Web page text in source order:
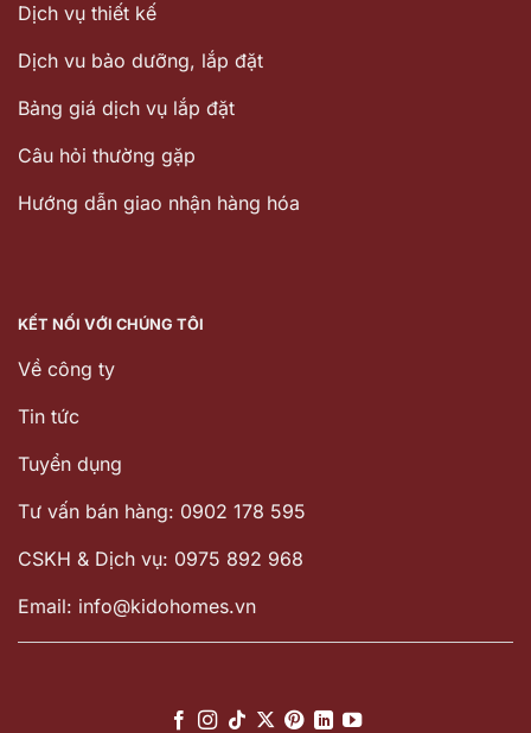
Dịch vụ thiết kế
Dịch vu bảo dưỡng, lắp đặt
Bảng giá dịch vụ lắp đặt
Câu hỏi thường gặp
Hướng dẫn giao nhận hàng hóa
KẾT NỐI VỚI CHÚNG TÔI
Về công ty
Tin tức
Tuyển dụng
Tư vấn bán hàng: 0902 178 595
CSKH & Dịch vụ: 0975 892 968
Email: info@kidohomes.vn